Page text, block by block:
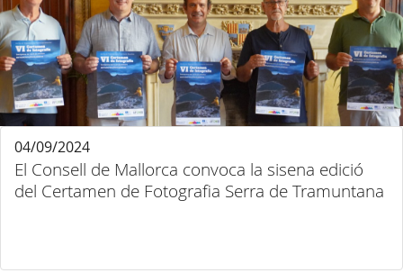
El Consell de Mallorca convoca la sisena edició
del Certamen de Fotografia Serra de Tramuntana
04/09/2024